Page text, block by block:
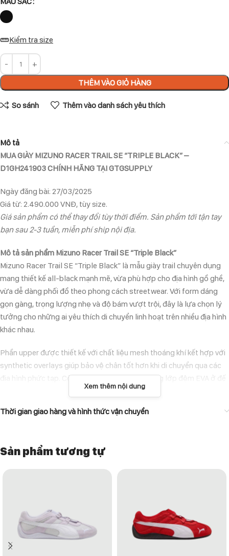
Kiểm tra size
THÊM VÀO GIỎ HÀNG
So sánh Thêm vào danh sách yêu thích
Mô tả
MUA GIÀY MIZUNO RACER TRAIL SE “TRIPLE BLACK” –
D1GH241903 CHÍNH HÃNG TẠI GTGSUPPLY
Ngày đăng bài: 27/03/2025
Giá từ: 2.490.000 VNĐ, tùy size.
Giá sản phẩm có thể thay đổi tùy thời điểm. Sản phẩm tới tận tay
bạn sau 2-3 tuần, miễn phí ship nội địa.
Mô tả sản phẩm Mizuno Racer Trail SE “Triple Black”
Mizuno Racer Trail SE “Triple Black” là mẫu giày trail chuyên dụng
mang thiết kế all-black mạnh mẽ, vừa phù hợp cho địa hình gồ ghề,
vừa dễ dàng phối đồ theo phong cách streetwear. Với form dáng
gọn gàng, trọng lượng nhẹ và độ bám vượt trội, đây là lựa chọn lý
tưởng cho những ai yêu thích di chuyển linh hoạt trên nhiều địa hình
khác nhau.
Phần upper được thiết kế với chất liệu mesh thoáng khí kết hợp với
synthetic overlays giúp bảo vệ chân tốt hơn khi di chuyển qua các
địa hình phức tạp. Công nghệ Mizuno Wave cùng lớp đệm EVA ở đế
giữa hỗ trợ hấp thụ lực và ổn định bàn chân. Đế ngoài cao su với các
đường mòn, bề mặt trơn trượt hoặc địa hình không bằng phẳng.
phong cách thể thao hoặc streetwear.
Chất liệu bền bỉ:Mesh thoáng khí kết hợp với synthetic overlays
giúp bảo vệ chân nhưng vẫn giữ sự thoải mái.
Đế ngoài cao su vân sâu:Độ bám tốt hơn trên nhiều bề mặt, hỗ trợ
di chuyển linh hoạt.
Xem thêm nội dung
Thời gian giao hàng và hình thức vận chuyển
Sản phẩm tương tự